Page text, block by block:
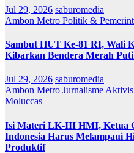
Jul 29, 2026 saburomedia
Ambon Metro Politik &
Sambut HUT Ke-81 RI, Wali
Kibarkan Bendera Merah
Jul 29, 2026 saburomedia
Ambon Metro Jurnalisme Aktivis
Moluccas
Isi Materi LK-III HMI, Ketua
Indonesia Harus Melampaui
Produktif